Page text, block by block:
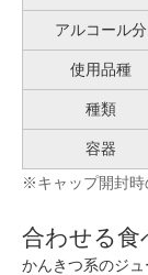
アルコール分
使用品種
種類
容器
※キャップ開封時
合わせる食
かんきつ系のジュ